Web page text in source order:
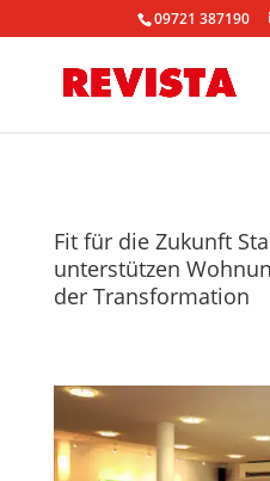
09721 387190
Fit für die Zukunft
unterstützen
der Transformation